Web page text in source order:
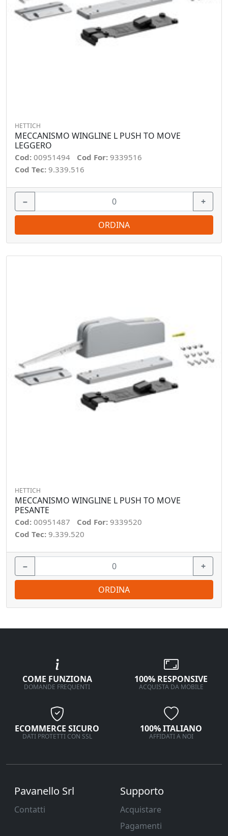
HETTICH
MECCANISMO WINGLINE L PUSH TO MOVE
LEGGERO
Cod: 00951494 Cod For: 9339516
Cod Tec: 9.339.516
− +
ORDINA
HETTICH
MECCANISMO WINGLINE L PUSH TO MOVE
PESANTE
Cod: 00951487 Cod For: 9339520
Cod Tec: 9.339.520
− +
ORDINA
COME FUNZIONA
DOMANDE FREQUENTI
100% RESPONSIVE
ACQUISTA DA MOBILE
ECOMMERCE SICURO
DATI PROTETTI CON SSL
100% ITALIANO
AFFIDATI A NOI
Pavanello Srl
Contatti
Supporto
Acquistare
Pagamenti